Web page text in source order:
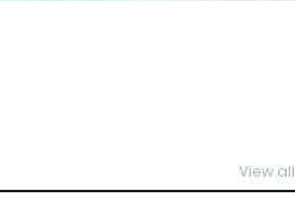
View all